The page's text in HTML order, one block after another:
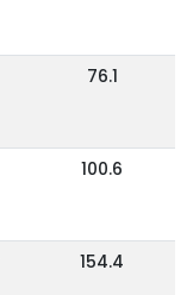
76.1
100.6
154.4